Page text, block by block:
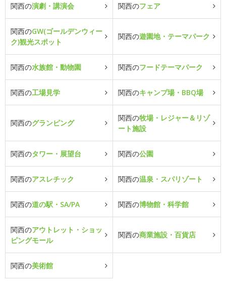
関西の演劇・講演会 関西のフェア
関西のGW(ゴールデンウィー
ク)観光スポット
関西の遊園地・テーマパーク
関西の水族館・動物園 関西のフードテーマパーク
関西の工場見学 関西のキャンプ場・BBQ場
関西のグランピング
関西の牧場・レジャー＆リゾ
ート施設
関西のタワー・展望台 関西の公園
関西のアスレチック 関西の温泉・スパリゾート
関西の道の駅・SA/PA 関西の博物館・科学館
関西のアウトレット・ショッ
ピングモール
関西の商業施設・百貨店
関西の美術館